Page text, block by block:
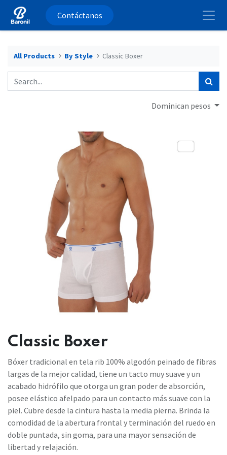
Contáctanos
All Products By Style Classic Boxer
Dominican pesos
Classic Boxer
Bóxer tradicional en tela rib 100% algodón peinado de fibras
largas de la mejor calidad, tiene un tacto muy suave y un
acabado hidrófilo que otorga un gran poder de absorción,
posee elástico afelpado para un contacto más suave con la
piel. Cubre desde la cintura hasta la media pierna. Brinda la
comodidad de la abertura frontal y terminación del ruedo en
doble puntada, sin goma, para una mayor sensación de
libertad y relajación.